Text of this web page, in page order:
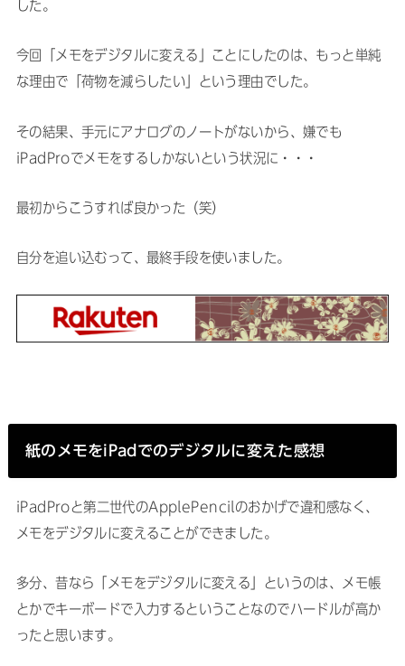
した。
今回「メモをデジタルに変える」ことにしたのは、もっと単純
な理由で「荷物を減らしたい」という理由でした。
その結果、手元にアナログのノートがないから、嫌でも
iPadProでメモをするしかないという状況に・・・
最初からこうすれば良かった（笑）
自分を追い込むって、最終手段を使いました。
紙のメモをiPadでのデジタルに変えた感想
iPadProと第二世代のApplePencilのおかげで違和感なく、
メモをデジタルに変えることができました。
多分、昔なら「メモをデジタルに変える」というのは、メモ帳
とかでキーボードで入力するということなのでハードルが高か
ったと思います。